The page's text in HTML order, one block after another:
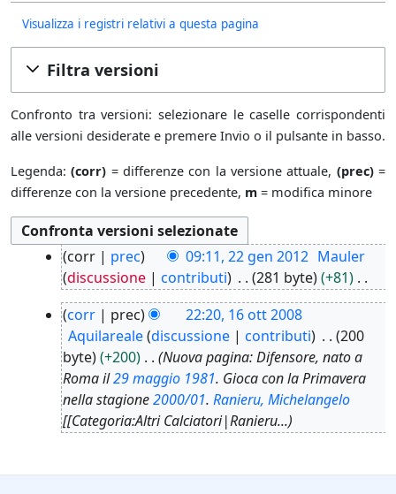
Visualizza i registri relativi a questa pagina
Filtra versioni
Confronto tra versioni: selezionare le caselle corrispondenti
alle versioni desiderate e premere Invio o il pulsante in basso.
Legenda:(corr) = differenze con la versione attuale, (prec)=
differenze con la versione precedente, m = modifica minore
corr prec 09:11, 22 gen 2012 Mauler
discussione
contributi 281 byte
+81
N
e
s
s
u
n
o
8
corr prec
22:20, 16 ott 2008
Aquilareale discussione contributi
200
byte
+200
Nuova pagina: Difensore, nato a
Roma il29 maggio 1981. Gioca con la Primavera
nella stagione2000/01. Ranieru, Michelangelo
[[Categoria:Altri Calciatori|Ranieru...